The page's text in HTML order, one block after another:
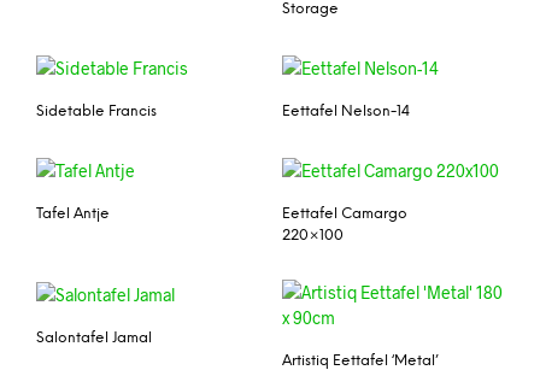
Storage
Sidetable Francis Eettafel Nelson-14
Tafel Antje
Eettafel Camargo
220×100
Salontafel Jamal
Artistiq Eettafel ‘Metal’